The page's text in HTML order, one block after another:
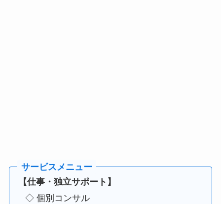
【仕事・独立サポート】
◇ 個別コンサル